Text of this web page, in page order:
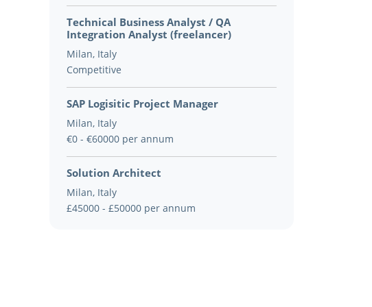
Technical Business Analyst / QA
Integration Analyst (freelancer)
Milan, Italy
Competitive
SAP Logisitic Project Manager
Milan, Italy
€0 - €60000 per annum
Solution Architect
Milan, Italy
£45000 - £50000 per annum